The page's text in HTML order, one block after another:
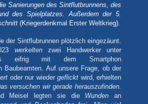
Sanierungen des Sintflutbrunnens, des
des Spielplatzes. Außerdem der 5.
(Kriegerdenkmal Erster Weltkrieg).
der Sintflubrunnen plötzlich eingezäunt.
werkeltenzwei Handwerker unter
eifrig mit dem Smartphon
Baubeamten. Auf unsere Frage, ob der
oder nur wieder geflickt wird, erhielten
versuchen wir gerade herauszufinden.
Meisel legten sie die Wunden an